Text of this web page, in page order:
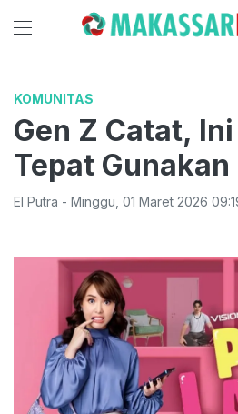
KOMUNITAS
Gen Z Catat,
Tepat
El Putra - Minggu 01 Maret 2026